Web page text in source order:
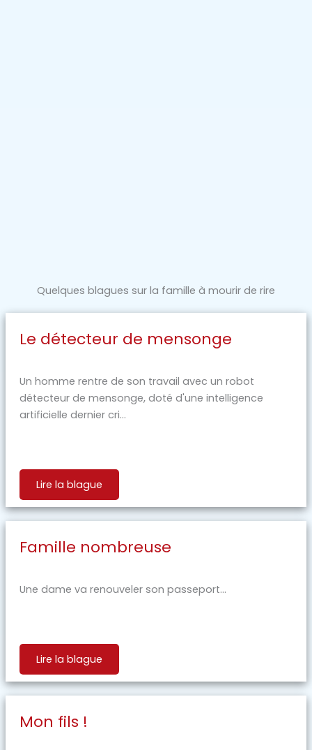
Quelques blagues sur la famille à mourir de rire
Le détecteur de mensonge
Un homme rentre de son travail avec un robot
détecteur de mensonge, doté d'une intelligence
artificielle dernier cri...
Lire la blague
Famille nombreuse
Une dame va renouveler son passeport...
Lire la blague
Mon fils !